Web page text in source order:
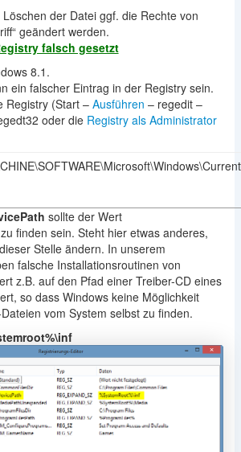
der Datei ggf. die Rechte von
geändert werden.
falsch gesetzt
8.1.
ein falscher Eintrag in der Registry sein.
Registry (Start – Ausführen – regedit –
oder die Registry als Administrator
sollte der Wert
finden sein. Steht hier etwas anderes,
Stelle ändern. In unserem
falsche Installationsroutinen von
z.B. auf den Pfad einer Treiber-CD eines
so dass Windows keine Möglichkeit
vom System selbst zu finden.